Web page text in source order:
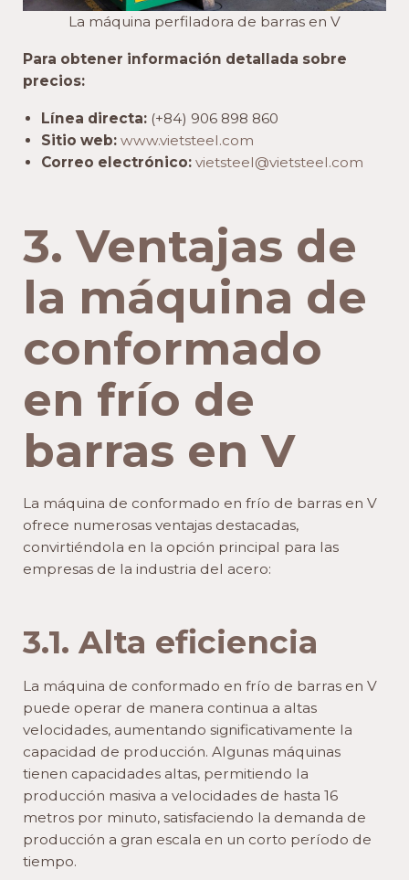
La máquina perfiladora de barras en V
Para obtener información detallada sobre
precios:
Línea directa: (+84) 906 898 860
Sitio web: www.vietsteel.com
Correo electrónico: vietsteel@vietsteel.com
3. Ventajas de
la máquina de
conformado
en frío de
barras en V
La máquina de conformado en frío de barras en V
ofrece numerosas ventajas destacadas,
convirtiéndola en la opción principal para las
empresas de la industria del acero:
3.1. Alta eficiencia
La máquina de conformado en frío de barras en V
puede operar de manera continua a altas
velocidades, aumentando significativamente la
capacidad de producción. Algunas máquinas
tienen capacidades altas, permitiendo la
producción masiva a velocidades de hasta 16
metros por minuto, satisfaciendo la demanda de
producción a gran escala en un corto período de
tiempo.